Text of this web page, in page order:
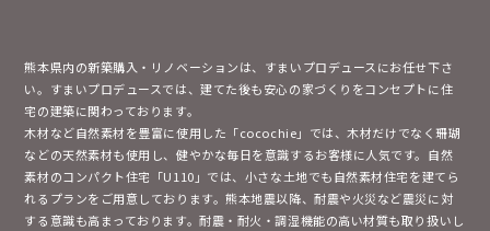
熊本県内の新築購入・リノベーションは、すまいプロデュースにお任せ下さ
い。すまいプロデュースでは、建てた後も安心の家づくりをコンセプトに住
宅の建築に関わっております。
木材など自然素材を豊富に使用した「cocochie」では、木材だけでなく珊瑚
などの天然素材も使用し、健やかな毎日を意識するお客様に人気です。自然
素材のコンパクト住宅「U110」では、小さな土地でも自然素材住宅を建てら
れるプランをご用意しております。熊本地震以降、耐震や火災など震災に対
する意識も高まっております。耐震・耐火・調湿機能の高い材質も取り扱いし